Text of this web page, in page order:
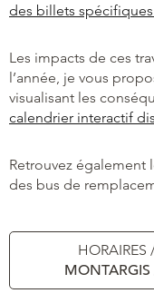
des billets
Les impacts de ces
l’année, je vous
visualisant les
calendrier interactif
Retrouvez également
des bus de
HORAIRES